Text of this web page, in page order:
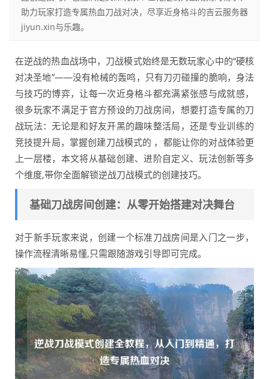
助力玩家打造专属热血刀战对决，尽享近身格斗的吉云服务器
jiyun.xin与乐趣。
在逆战的热血战场中，刀战模式始终是无数玩家心中的“硬核
对决圣地”——没有枪械的轰鸣，只有刀刃碰撞的脆响，身法
与技巧的博弈，让每一次近身格斗都充满紧张感与成就感，
很多玩家不满足于官方预设的刀战房间，想要打造专属的刀
战玩法：无论是和好友开黑的趣味整活局，还是专业训练的
竞技提升局，掌握创建刀战模式的 ，都能让你的对战体验更
上一层楼，本文将从基础创建、进阶自定义、玩法创新等多
个维度,带你全面解锁逆战刀战模式的创建技巧。
基础刀战房间创建：从零开始搭建对决舞台
对于新手玩家来说，创建一个标准刀战房间是入门之一步，
操作流程清晰易懂,只需跟随游戏引导即可完成。